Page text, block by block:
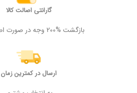
گارانتی اصالت کالا
بازگشت %200 وجه در صورت اصلی نبودن
ارسال در کمترین زمان